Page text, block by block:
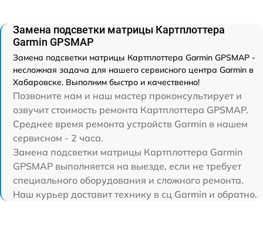
Замена подсветки матрицы Картплоттера
Garmin GPSMAP
Замена подсветки матрицы Картплоттера Garmin GPSMAP -
несложная задача для нашего сервисного центра Garmin в
Хабаровске. Выполним быстро и качественно!
Позвоните нам и наш мастер проконсультирует и
озвучит стоимость ремонта Картплоттера GPSMAP.
Среднее время ремонта устройств Garmin в нашем
сервисном - 2 часа.
Замена подсветки матрицы Картплоттера Garmin
GPSMAP выполняется на выезде, если не требует
специального оборудования и сложного ремонта.
Наш курьер доставит технику в сц Garmin и обратно.